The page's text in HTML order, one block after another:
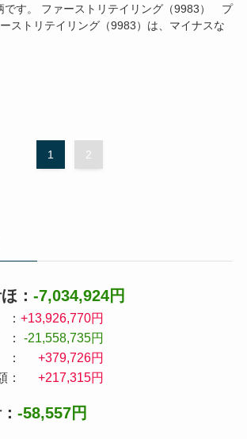
です。 ファーストリテイリング（9983） プ
ストリテイリング（9983）は、マイナスな
1 2
： -7,034,924円
+13,926,770円
-21,558,735円
+379,726円
：
+217,315円
-58,557円